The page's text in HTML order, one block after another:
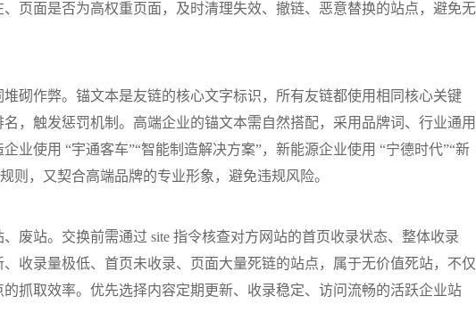
页面是否为高权重页面，及时清理失效、撤链、恶意替换的站点，避免无
砌作弊。锚文本是友链的核心文字标识，所有友链都使用相同核心关键
，触发惩罚机制。高端企业的锚文本需自然搭配，采用品牌词、行业通用
业使用 “宇通客车”“智能制造解决方案”，新能源企业使用 “宁德时代”“新
则，又契合高端品牌的专业形象，避免违规风险。
废站。交换前需通过 site 指令核查对方网站的首页收录状态、整体收录
收录量极低、首页未收录、页面大量死链的站点，属于无价值死站，不仅
抓取效率。优先选择内容定期更新、收录稳定、访问流畅的活跃企业站